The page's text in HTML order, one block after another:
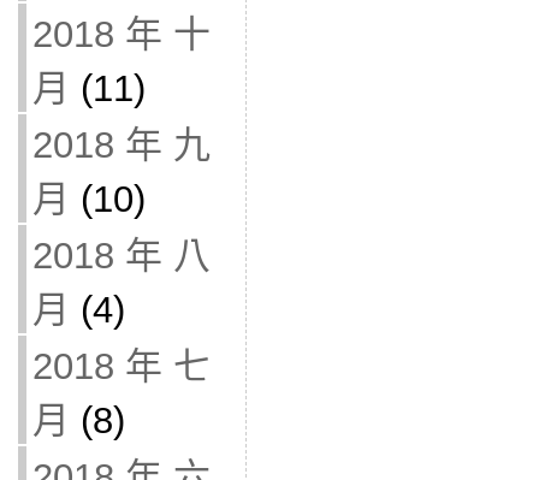
2018 年 十
月 (11)
2018 年 九
月 (10)
2018 年 八
月 (4)
2018 年 七
月 (8)